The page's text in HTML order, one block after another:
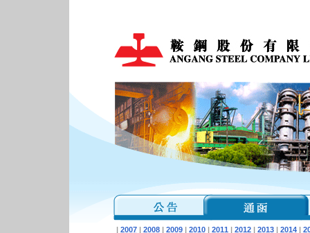
| 2007 | 2008 | 2009 | 2010 | 2011 | 2012 | 2013 | 2014 |